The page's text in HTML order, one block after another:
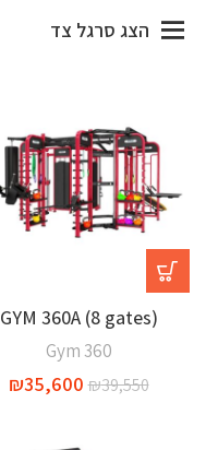
הצג סרגל צד
GYM 360A (8 gates)
Gym 360
₪39,550
₪35,600